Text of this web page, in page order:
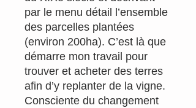
par le menu détail l’ensemble
des parcelles plantées
(environ 200ha). C’est là que
démarre mon travail pour
trouver et acheter des terres
afin d’y replanter de la vigne.
Consciente du changement